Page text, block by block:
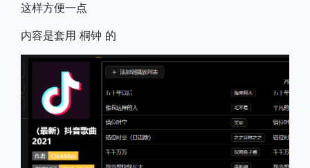
这样方便一点
内容是套用 桐钟 的